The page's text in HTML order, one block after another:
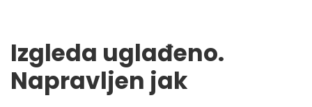
Izgleda uglađeno.
Napravljen jak